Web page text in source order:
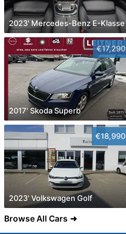
2023' Mercedes-Benz E-Klasse
€17,290
2017' Skoda Superb
€18,990
2023' Volkswagen Golf
Browse All Cars